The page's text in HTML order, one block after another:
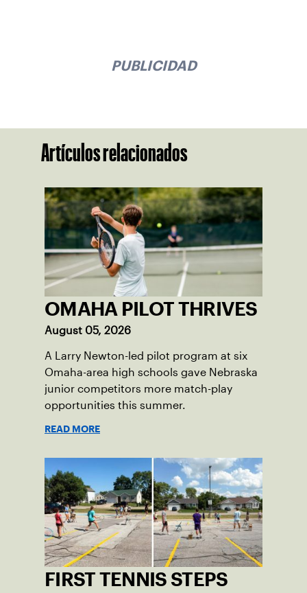
PUBLICIDAD
Artículos relacionados
OMAHA PILOT THRIVES
August 05, 2026
A Larry Newton-led pilot program at six
Omaha-area high schools gave Nebraska
junior competitors more match-play
opportunities this summer.
READ MORE
FIRST TENNIS STEPS